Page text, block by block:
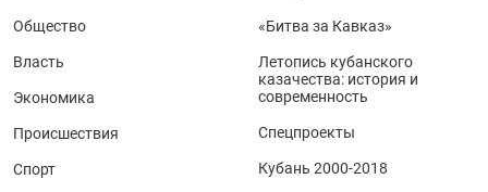
Общество
Власть
Экономика
Происшествия
Спорт
«Битва за Кавказ»
Летопись кубанского
казачества: история и
современность
Спецпроекты
Кубань 2000-2018